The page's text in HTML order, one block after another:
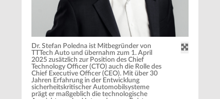
Dr. Stefan Poledna ist Mitbegründer von
TTTech Auto und übernahm zum 1. April
2025 zusätzlich zur Position des Chief
Technology Officer (CTO) auch die Rolle des
Chief Executive Officer (CEO). Mit über 30
Jahren Erfahrung in der Entwicklung
sicherheitskritischer Automobilsysteme
prägt er maßgeblich die technologische